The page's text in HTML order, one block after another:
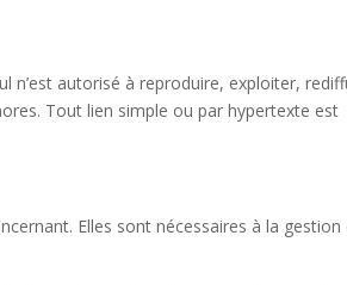
n’est autorisé à reproduire, exploiter,
Tout lien simple ou par hypertexte est
Elles sont nécessaires à la gestion